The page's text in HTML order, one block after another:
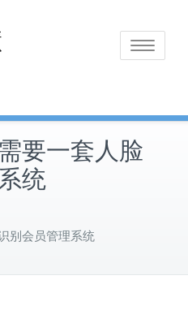
Toggle
要一套人脸
统
别会员管理系统